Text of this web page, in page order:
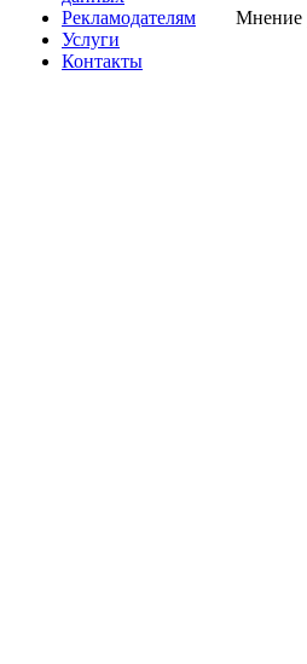
Рекламодателям
Услуги
Контакты
Мнение